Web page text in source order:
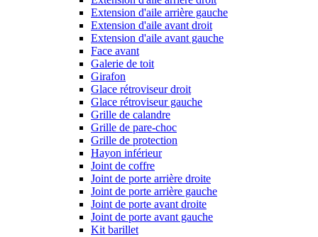
Extension d'aile arrière gauche
Extension d'aile avant droit
Extension d'aile avant gauche
Face avant
Galerie de toit
Girafon
Glace rétroviseur droit
Glace rétroviseur gauche
Grille de calandre
Grille de pare-choc
Grille de protection
Hayon inférieur
Joint de coffre
Joint de porte arrière droite
Joint de porte arrière gauche
Joint de porte avant droite
Joint de porte avant gauche
Kit barillet